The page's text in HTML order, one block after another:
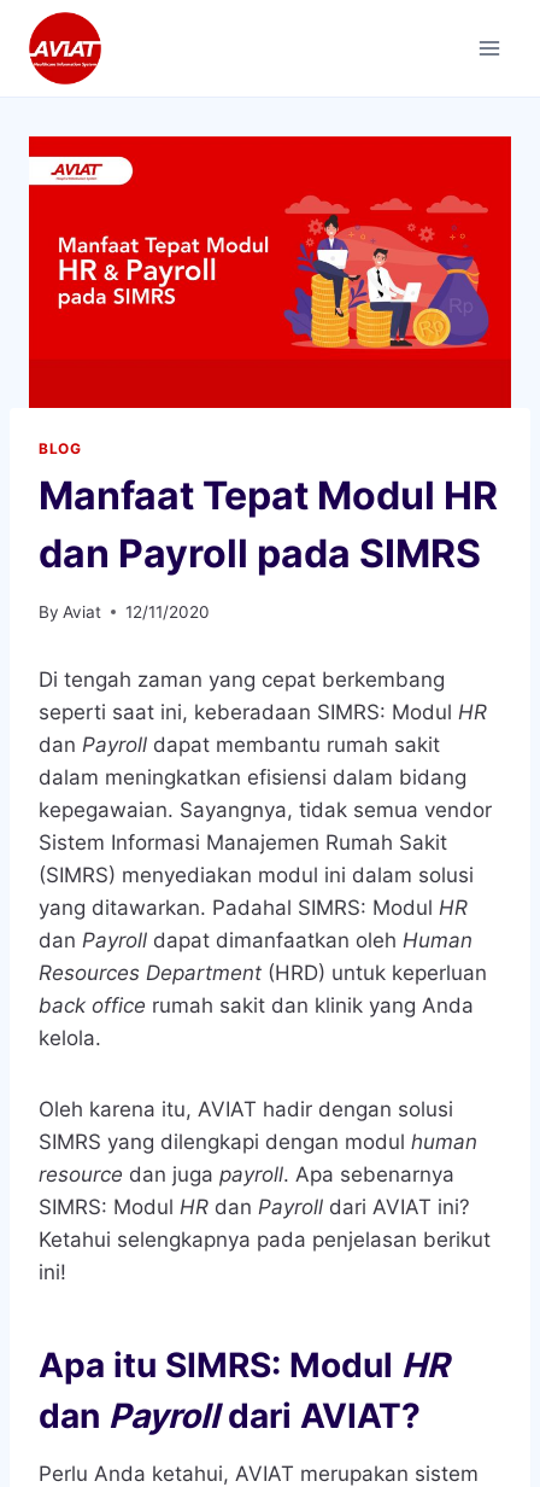
content
BLOG
Manfaat Tepat Modul HR
dan Payroll pada SIMRS
By Aviat 12/11/2020
Di tengah zaman yang cepat berkembang
seperti saat ini, keberadaan SIMRS: Modul HR
dan Payroll dapat membantu rumah sakit
dalam meningkatkan efisiensi dalam bidang
kepegawaian. Sayangnya, tidak semua vendor
Sistem Informasi Manajemen Rumah Sakit
(SIMRS) menyediakan modul ini dalam solusi
yang ditawarkan. Padahal SIMRS: Modul HR
dan Payroll dapat dimanfaatkan oleh Human
Resources Department (HRD) untuk keperluan
back office rumah sakit dan klinik yang Anda
kelola.
Oleh karena itu, AVIAT hadir dengan solusi
SIMRS yang dilengkapi dengan modul human
resource dan juga payroll. Apa sebenarnya
SIMRS: Modul HR dan Payroll dari AVIAT ini?
Ketahui selengkapnya pada penjelasan berikut
ini!
Apa itu SIMRS: Modul HR
dan Payrolldari AVIAT?
Perlu Anda ketahui, AVIAT merupakan sistem